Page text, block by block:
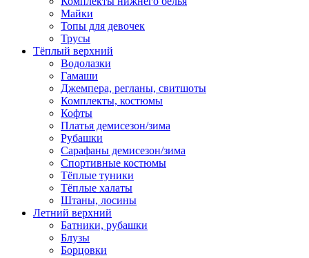
Майки
Топы для девочек
Трусы
Тёплый верхний
Водолазки
Гамаши
Джемпера, регланы, свитшоты
Комплекты, костюмы
Кофты
Платья демисезон/зима
Рубашки
Сарафаны демисезон/зима
Спортивные костюмы
Тёплые туники
Тёплые халаты
Штаны, лосины
Летний верхний
Батники, рубашки
Блузы
Борцовки